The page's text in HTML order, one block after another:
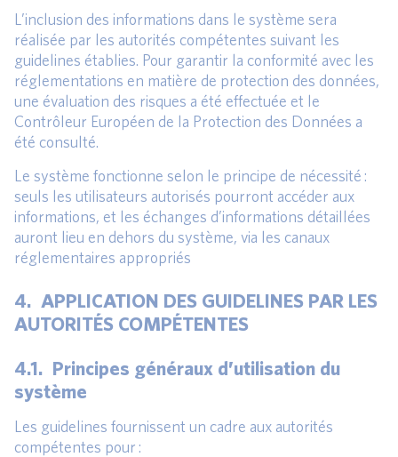
L’inclusion des informations dans le système sera
réalisée par les autorités compétentes suivant les
guidelines établies. Pour garantir la conformité avec les
réglementations en matière de protection des données,
une évaluation des risques a été effectuée et le
Contrôleur Européen de la Protection des Données a
été consulté.
Le système fonctionne selon le principe de nécessité :
seuls les utilisateurs autorisés pourront accéder aux
informations, et les échanges d’informations détaillées
auront lieu en dehors du système, via les canaux
réglementaires appropriés
4. APPLICATION DES GUIDELINES PAR LES
AUTORITÉS COMPÉTENTES
4.1. Principes généraux d’utilisation du
système
Les guidelines fournissent un cadre aux autorités
compétentes pour :